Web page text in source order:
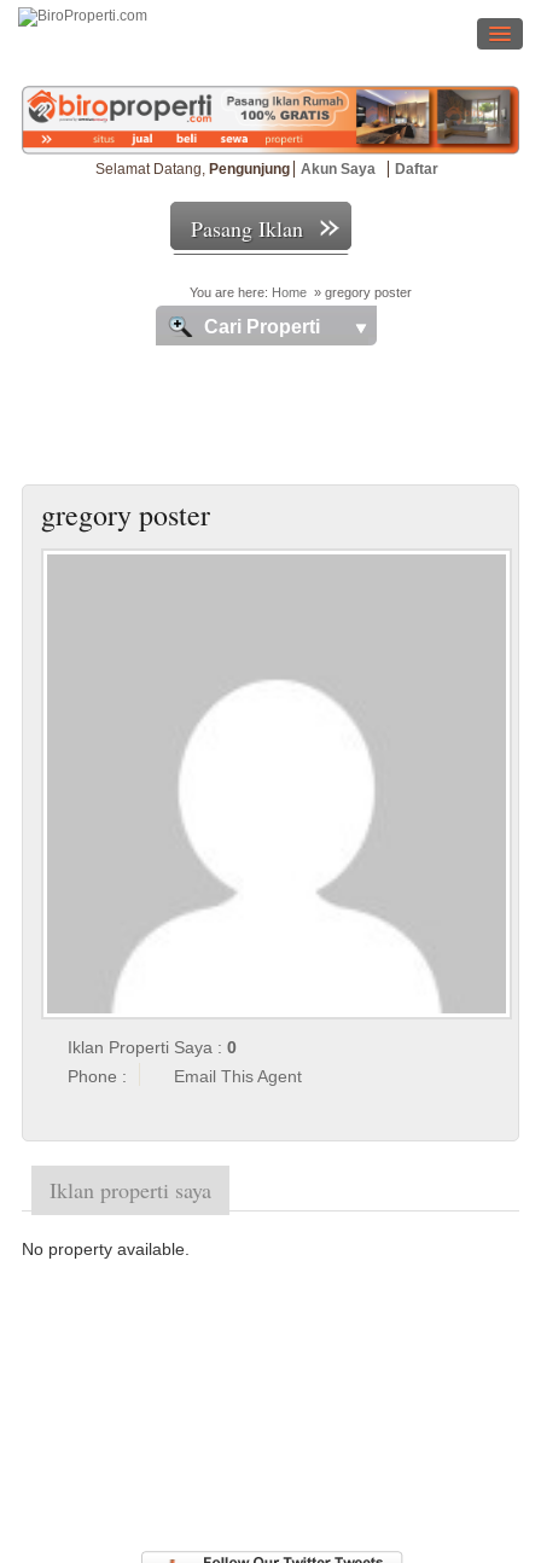
Selamat Datang, Pengunjung Akun Saya Daftar
Pasang Iklan
You are here: Home » gregory poster
Cari Properti
gregory poster
Iklan Properti Saya : 0
Phone :
Email This Agent
Iklan properti saya
No property available.